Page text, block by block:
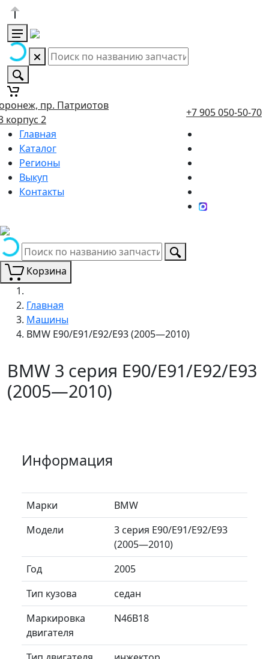
пр. Патриотов
корпус 2
+7 905 050-50-70
Главная
Каталог
Регионы
Выкуп
Контакты
Корзина
Главная
Машины
BMW E90/E91/E92/E93 (2005—2010)
BMW 3 серия E90/E91/E92/E93
(2005—2010)
Информация
Марки
BMW
Модели
3 серия E90/E91/E92/E93
(2005—2010)
Год
2005
Тип кузова
седан
Маркировка
двигателя
N46B18